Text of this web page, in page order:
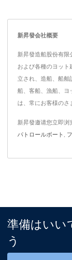
新昇發会社概要
新昇發造船股份有限
および各種のヨット
立され、造船、船舶
船、客船、漁船、ヨ
は、常にお客様のさ
新昇發邀请您立即浏
パトロールボート
準備はいい
う